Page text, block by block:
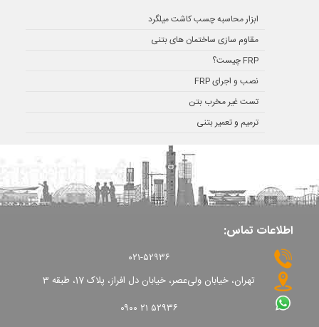
ابزار محاسبه چسب کاشت میلگرد
مقاوم سازی ساختمان های بتنی
FRP چیست؟
نصب و اجرای FRP
تست غیر مخرب بتن
ترمیم و تعمیر بتنی
اطلاعات تماس:
۰۲۱-۵۲۹۳۶
تهران، خیابان ولی‌عصر، خیابان دل افراز، پلاک 17، طبقه 3
۰۹۰۰ ۲۱ ۵۲۹۳۶